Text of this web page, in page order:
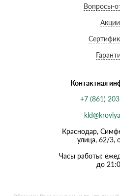
Вопросы-
Акции
Контактная
+7 (861)
Краснодар,
улица, 62/3,
Часы работы:
до